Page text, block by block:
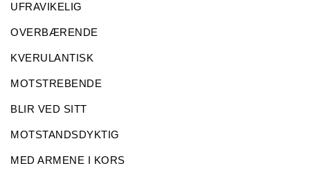
UFRAVIKELIG
OVERBÆRENDE
KVERULANTISK
MOTSTREBENDE
BLIR VED SITT
MOTSTANDSDYKTIG
MED ARMENE I KORS